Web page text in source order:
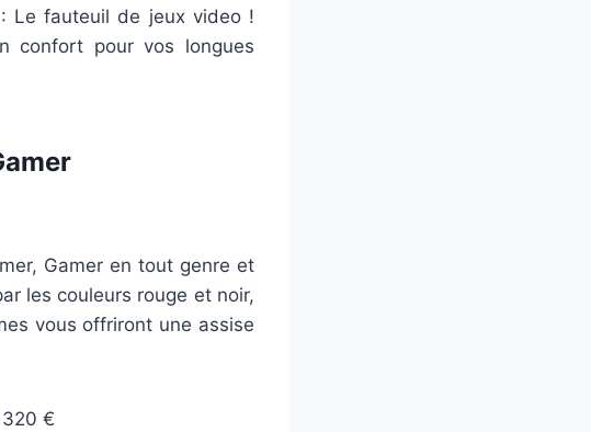
Le fauteuil de jeux video !
confort pour vos longues
Gamer en tout genre et
les couleurs rouge et noir,
vous offriront une assise
€